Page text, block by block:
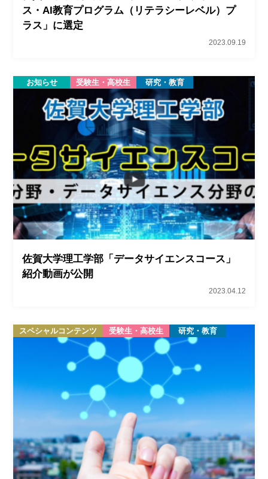
ス・AI教育プログラム（リテラシーレベル）プ
ラス」に選定
2023.09.19
お知らせ 受験生・高校生 研究・教育
佐賀大学理工学部「データサイエンスコース」
紹介動画が公開
2023.04.12
スペシャルコンテンツ 受験生・高校生 研究・教育